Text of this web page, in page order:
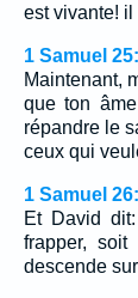
est vivante!
1 Samuel
Maintenant,
que ton
répandre le
ceux qui
1 Samuel
Et David
frapper,
descende